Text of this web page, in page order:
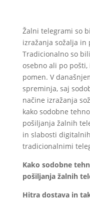
Žalni telegrami so
izražanja sožalja in
Tradicionalno so
osebno ali po
pomen. V
spreminja, saj
načine izražanja
kako sodobne
pošiljanja žalnih
in slabosti
tradicionalnimi
Kako sodobne
pošiljanja žalnih
Hitra dostava in